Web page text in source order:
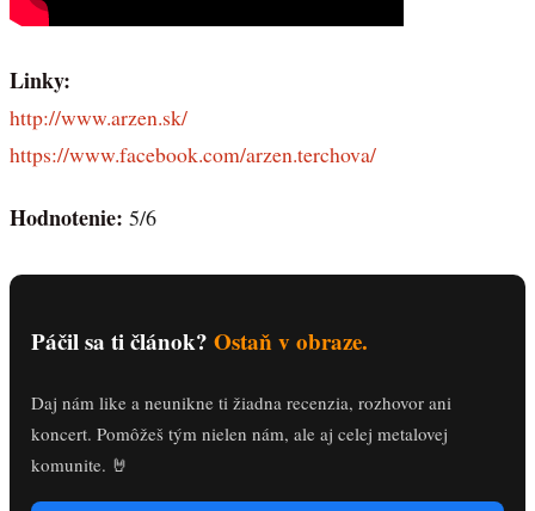
Linky:
http://www.arzen.sk/
https://www.facebook.com/arzen.terchova/
Hodnotenie: 5/6
Páčil sa ti článok? Ostaň v obraze.
Daj nám like a neunikne ti žiadna recenzia, rozhovor ani
koncert. Pomôžeš tým nielen nám, ale aj celej metalovej
komunite. 🤘